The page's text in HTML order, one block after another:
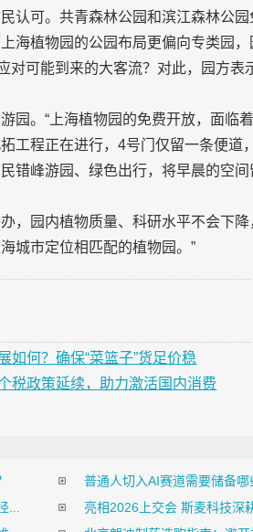
认可。共青森林公园和滨江森林公
海植物园的公园布局更偏向专类园
可能到来的大客流？对此，园方表
园。“上海植物园的免费开放，面临
工程正在进行，4号门仅留一条便道
错峰游园、绿色出行，将早晨的空
，园内植物质量、科研水平不会下降
城市定位相匹配的植物园。”
如何？确保“菜篮子”货足价稳
税政策延续，助力激活国内消费
普通人切入AI赛道需要储备哪
...
亮相2026上交会 斯麦科技深